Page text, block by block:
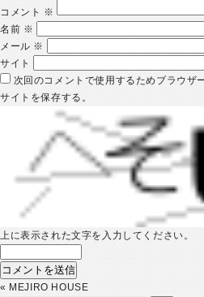
コメント ※
名前 ※
メール ※
サイト
次回のコメントで使用するためブラウザ
サイトを保存する。
上に表示された文字を入力してください。
« MEJIRO HOUSE